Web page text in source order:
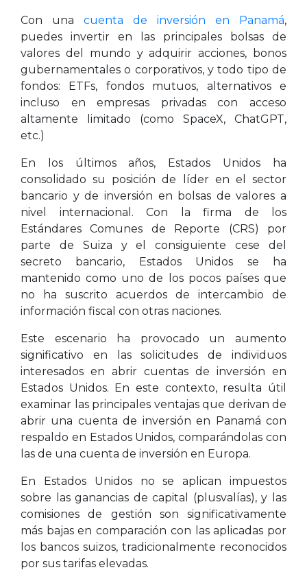
Con una cuenta de inversión en Panamá,
puedes invertir en las principales bolsas de
valores del mundo y adquirir acciones, bonos
gubernamentales o corporativos, y todo tipo de
fondos: ETFs, fondos mutuos, alternativos e
incluso en empresas privadas con acceso
altamente limitado (como SpaceX, ChatGPT,
etc.)
En los últimos años, Estados Unidos ha
consolidado su posición de líder en el sector
bancario y de inversión en bolsas de valores a
nivel internacional. Con la firma de los
Estándares Comunes de Reporte (CRS) por
parte de Suiza y el consiguiente cese del
secreto bancario, Estados Unidos se ha
mantenido como uno de los pocos países que
no ha suscrito acuerdos de intercambio de
información fiscal con otras naciones.
Este escenario ha provocado un aumento
significativo en las solicitudes de individuos
interesados en abrir cuentas de inversión en
Estados Unidos. En este contexto, resulta útil
examinar las principales ventajas que derivan de
abrir una cuenta de inversión en Panamá con
respaldo en Estados Unidos, comparándolas con
las de una cuenta de inversión en Europa.
En Estados Unidos no se aplican impuestos
sobre las ganancias de capital (plusvalías), y las
comisiones de gestión son significativamente
más bajas en comparación con las aplicadas por
los bancos suizos, tradicionalmente reconocidos
por sus tarifas elevadas.